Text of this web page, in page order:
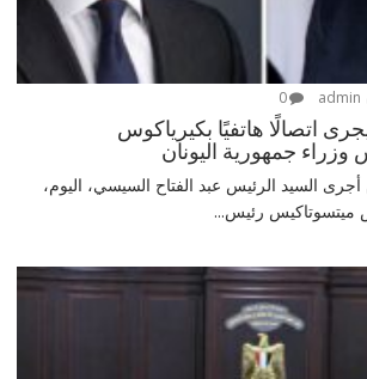
0
اتصالًا هاتفيًا بكيرياكوس
جمهورية اليونان
السيد الرئيس عبد الفتاح السيسي، اليوم،
ميتسوتاكيس رئيس...